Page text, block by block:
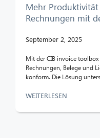
Mehr
Rechnungen mit
September 2, 2025
Mit der CIB invoice
Rechnungen, Belege und
konform. Die Lösung
WEITERLESEN
Hallo! Was kann ich für